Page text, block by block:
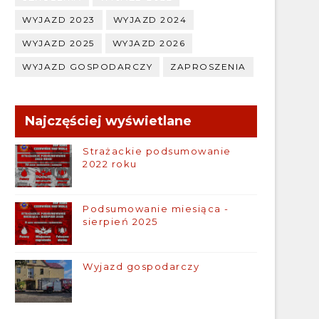
WYJAZD 2023 WYJAZD 2024
WYJAZD 2025 WYJAZD 2026
WYJAZD GOSPODARCZY ZAPROSZENIA
Najczęściej wyświetlane
Strażackie podsumowanie
2022 roku
Podsumowanie miesiąca -
sierpień 2025
Wyjazd gospodarczy